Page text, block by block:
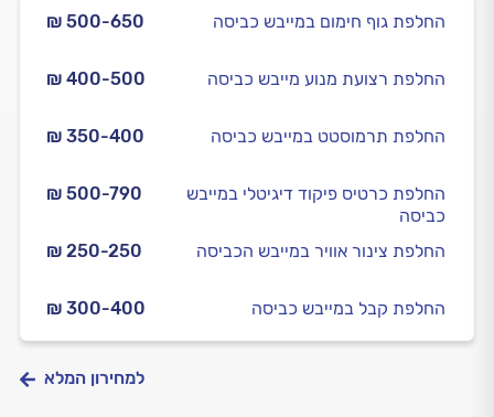
₪ 500-650 החלפת גוף חימום במייבש כביסה
₪ 400-500 החלפת רצועת מנוע מייבש כביסה
₪ 350-400 החלפת תרמוסטט במייבש כביסה
₪ 500-790
החלפת כרטיס פיקוד דיגיטלי במייבש
כביסה
₪ 250-250
החלפת צינור אוויר במייבש הכביסה
₪ 300-400 החלפת קבל במייבש כביסה
למחירון המלא